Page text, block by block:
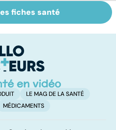
Tout savoir sur
les maux du froid
fiches santé
LE MAG DE LA SANTÉ
MÉDICAMENTS